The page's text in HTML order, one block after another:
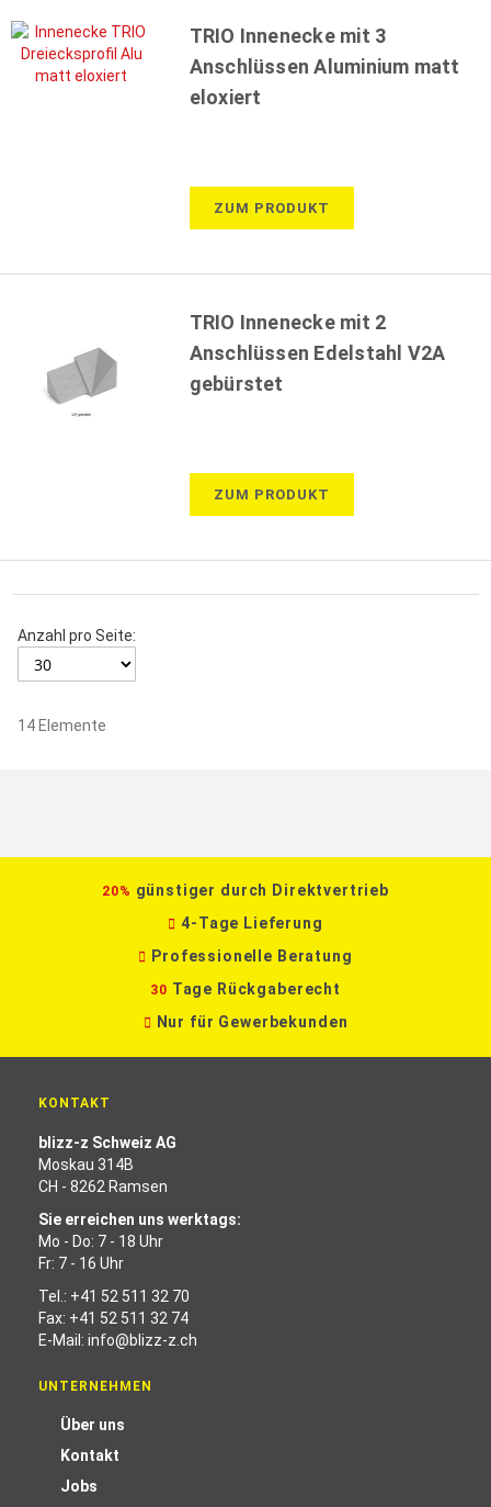
TRIO Innenecke mit 3
Anschlüssen Aluminium matt
eloxiert
ZUM PRODUKT
TRIO Innenecke mit 2
Anschlüssen Edelstahl V2A
gebürstet
ZUM PRODUKT
Anzahl pro Seite:
14 Elemente
20% günstiger durch Direktvertrieb
4-Tage Lieferung
Professionelle Beratung
30 Tage Rückgaberecht
Nur für Gewerbekunden
KONTAKT
blizz-z Schweiz AG
Moskau 314B
CH - 8262 Ramsen
Sie erreichen uns werktags:
Mo - Do: 7 - 18 Uhr
Fr: 7 - 16 Uhr
Tel.: +41 52 511 32 70
Fax: +41 52 511 32 74
E-Mail: info@blizz-z.ch
UNTERNEHMEN
Über uns
Kontakt
Jobs